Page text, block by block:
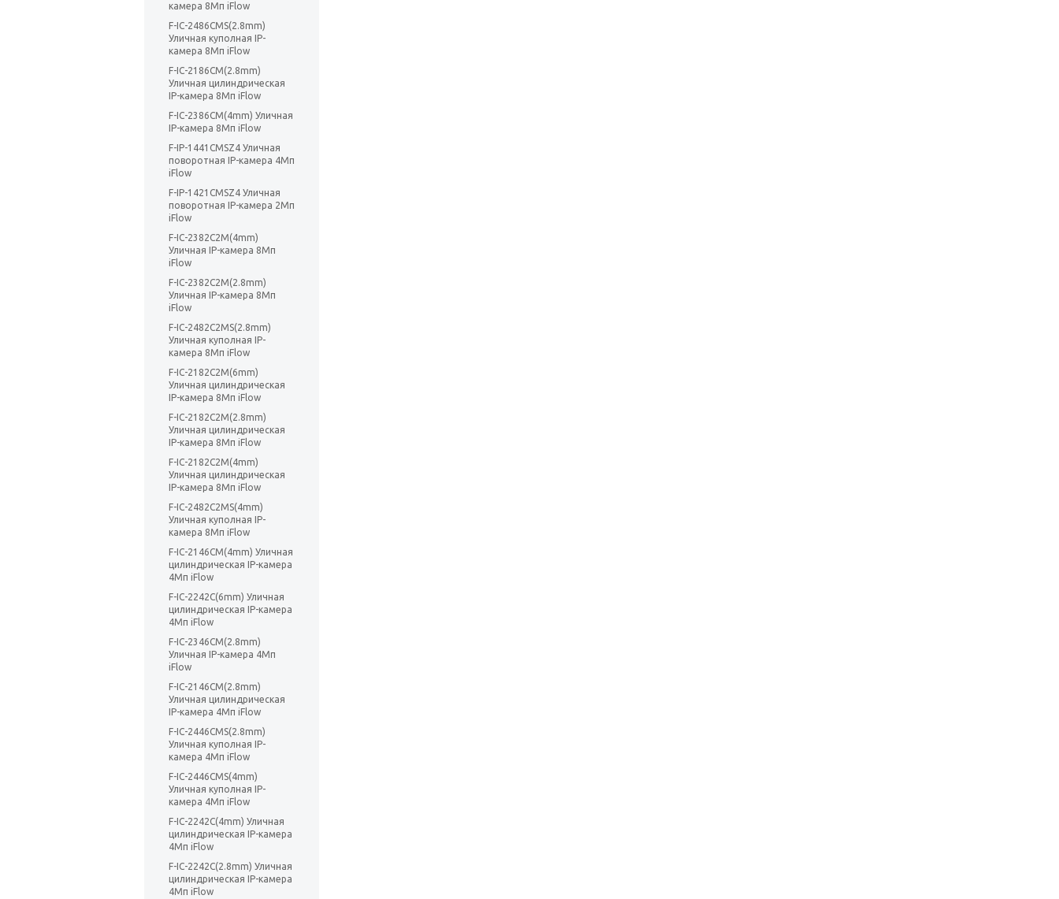
камера 8Мп iFlow
F-IC-2486CMS(2.8mm)
Уличная куполная IP-
камера 8Мп iFlow
F-IC-2186CM(2.8mm)
Уличная цилиндрическая
IP-камера 8Мп iFlow
F-IC-2386CM(4mm) Уличная
IP-камера 8Мп iFlow
F-IP-1441CMSZ4 Уличная
поворотная IP-камера 4Мп
iFlow
F-IP-1421CMSZ4 Уличная
поворотная IP-камера 2Мп
iFlow
F-IC-2382C2M(4mm)
Уличная IP-камера 8Мп
iFlow
F-IC-2382C2M(2.8mm)
Уличная IP-камера 8Мп
iFlow
F-IC-2482C2MS(2.8mm)
Уличная куполная IP-
камера 8Мп iFlow
F-IC-2182C2M(6mm)
Уличная цилиндрическая
IP-камера 8Мп iFlow
F-IC-2182C2M(2.8mm)
Уличная цилиндрическая
IP-камера 8Мп iFlow
F-IC-2182C2M(4mm)
Уличная цилиндрическая
IP-камера 8Мп iFlow
F-IC-2482C2MS(4mm)
Уличная куполная IP-
камера 8Мп iFlow
F-IC-2146CM(4mm) Уличная
цилиндрическая IP-камера
4Мп iFlow
F-IC-2242C(6mm) Уличная
цилиндрическая IP-камера
4Мп iFlow
F-IC-2346CM(2.8mm)
Уличная IP-камера 4Мп
iFlow
F-IC-2146CM(2.8mm)
Уличная цилиндрическая
IP-камера 4Мп iFlow
F-IC-2446CMS(2.8mm)
Уличная куполная IP-
камера 4Мп iFlow
F-IC-2446CMS(4mm)
Уличная куполная IP-
камера 4Мп iFlow
F-IC-2242C(4mm) Уличная
цилиндрическая IP-камера
4Мп iFlow
F-IC-2242C(2.8mm) Уличная
цилиндрическая IP-камера
4Мп iFlow